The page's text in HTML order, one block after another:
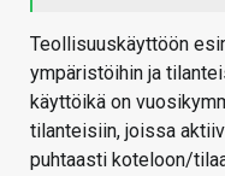
Teollisuuskäyttöön
ympäristöihin ja
käyttöikä on
tilanteisiin, joissa
puhtaasti koteloon/